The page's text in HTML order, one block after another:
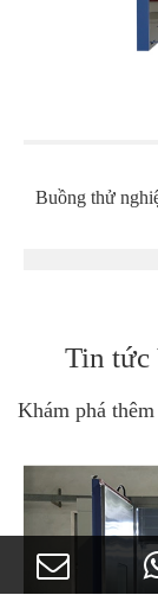
Buồng thử
Tin tức
Khám phá